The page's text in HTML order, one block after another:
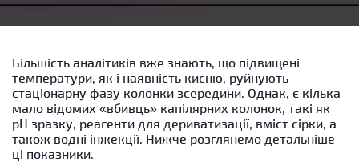
Більшість аналітиків вже знають, що підвищені
температури, як і наявність кисню, руйнують
стаціонарну фазу колонки зсередини. Однак, є кілька
мало відомих «вбивць» капілярних колонок, такі як
pH зразку, реагенти для дериватизації, вміст сірки, а
також водні інжекції. Нижче розглянемо детальніше
ці показники.